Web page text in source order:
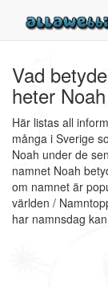
Vad
heter
Här listas all
många i Sverige
Noah under de
namnet Noah
om namnet är
världen /
har namnsdag